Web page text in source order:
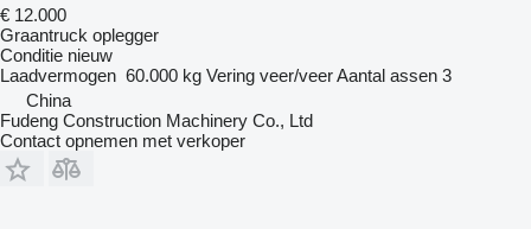
€ 12.000
Graantruck oplegger
Conditie nieuw
Laadvermogen 60.000 kg Vering veer/veerAantal assen 3
China
Fudeng Construction Machinery Co., Ltd
Contact opnemen met verkoper